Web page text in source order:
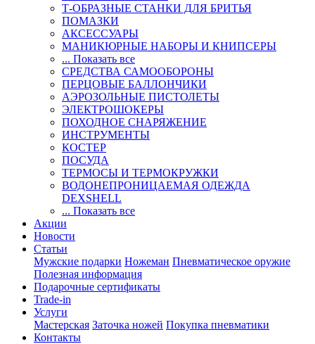
Т-ОБРАЗНЫЕ СТАНКИ ДЛЯ БРИТЬЯ
ПОМАЗКИ
АКСЕССУАРЫ
МАНИКЮРНЫЕ НАБОРЫ И КНИПСЕРЫ
... Показать все
СРЕДСТВА САМООБОРОНЫ
ПЕРЦОВЫЕ БАЛЛОНЧИКИ
АЭРОЗОЛЬНЫЕ ПИСТОЛЕТЫ
ЭЛЕКТРОШОКЕРЫ
ПОХОДНОЕ СНАРЯЖЕНИЕ
ИНСТРУМЕНТЫ
КОСТЕР
ПОСУДА
ТЕРМОСЫ И ТЕРМОКРУЖКИ
ВОДОНЕПРОНИЦАЕМАЯ ОДЕЖДА
DEXSHELL
... Показать все
Акции
Новости
Статьи
Мужские подарки Ножеман Пневматическое оружие
Полезная информация
Подарочные сертификаты
Trade-in
Услуги
Мастерская Заточка ножей Покупка пневматики
Контакты